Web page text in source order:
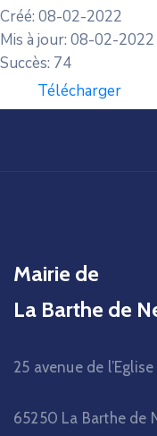
Créé: 08-02-2022
Mis à jour: 08-02-2022
Succès: 74
Télécharger
Mairie de
La Barthe de
25 avenue de l’Eglise
65250 La Barthe de